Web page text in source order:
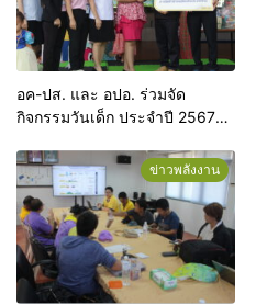
อค-ปส. และ อปอ. ร่วมจัด
กิจกรรมวันเด็ก ประจำปี 2567
โครงการจัดซื้อของเล่นเพื่อส่ง
เสริมพัฒนาการเด็กปฐมวัย ใน
พื้นที่ก่อสร้างสถานีไฟฟ้าแรงสูง
ขอนแก่น 1
ข่าวพลังงาน